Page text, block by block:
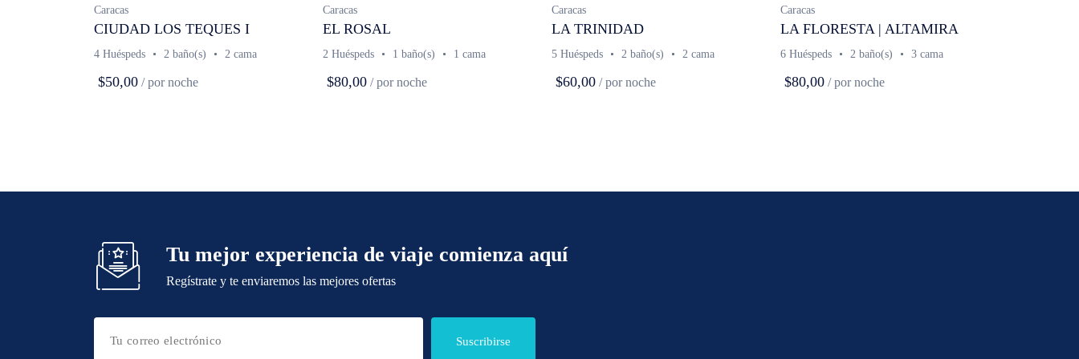
Caracas
CIUDAD LOS TEQUES I
4 Huéspeds 2 baño(s) 2 cama
$50,00 / por noche
Caracas
EL ROSAL
2 Huéspeds 1 baño(s) 1 cama
$80,00 / por noche
Caracas
LA TRINIDAD
5 Huéspeds 2 baño(s) 2 cama
$60,00 / por noche
Caracas
LA FLORESTA | ALTAMIRA
6 Huéspeds 2 baño(s) 3 cama
$80,00 / por noche
Tu mejor experiencia de viaje comienza aquí
Regístrate y te enviaremos las mejores ofertas
Suscribirse